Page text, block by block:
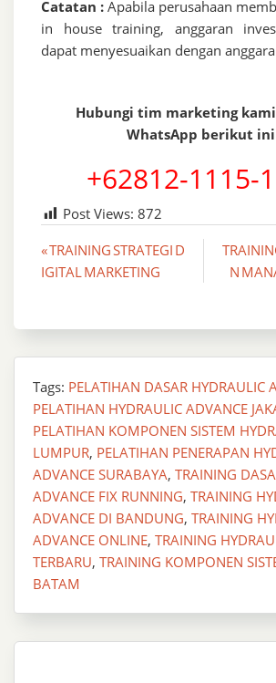
Catatan : Apabila perusahaan
in house training, anggaran
dapat menyesuaikan dengan
Hubungi tim marketing
WhatsApp berikut ini
+62812-1115-
Post Views: 872
Post
navigation
« TRAINING STRATEGI D
IGITAL MARKETING
N
Tags: PELATIHAN DASAR HYDRAULIC
PELATIHAN HYDRAULIC ADVANCE
PELATIHAN KOMPONEN SISTEM
LUMPUR, PELATIHAN PENERAPAN
ADVANCE SURABAYA, TRAINING
ADVANCE FIX RUNNING, TRAINING
ADVANCE DI BANDUNG, TRAINING
ADVANCE ONLINE, TRAINING
TERBARU, TRAINING KOMPONEN
BATAM